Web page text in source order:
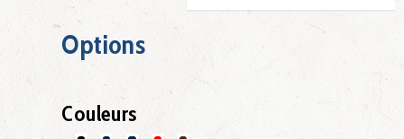
Options
Couleurs